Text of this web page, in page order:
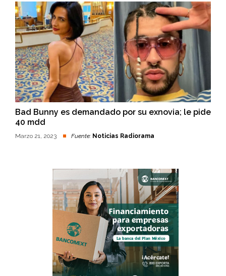
Bad Bunny es demandado por su exnovia; le pide
40 mdd
Marzo 21, 2023 Fuente: Noticias Radiorama